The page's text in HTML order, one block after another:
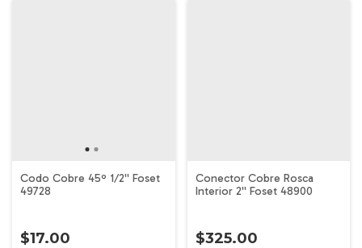
Codo Cobre 45º 1/2'' Foset
49728
$17.00
Conector Cobre Rosca
Interior 2'' Foset 48900
$325.00